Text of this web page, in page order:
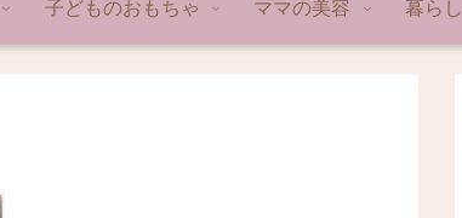
子どものおもちゃ ママの美容 暮らし